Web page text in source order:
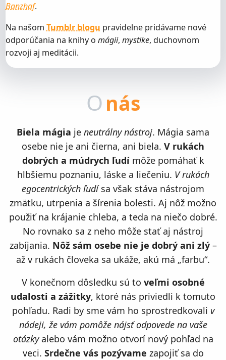
Banzhaf.
Na našom Tumblr blogu pravidelne pridávame nové
odporúčania na knihy o mágii, mystike, duchovnom
rozvoji aj meditácii.
Onás
Biela mágia je neutrálny nástroj. Mágia sama
osebe nie je ani čierna, ani biela. V rukách
dobrých a múdrych ľudímôže pomáhať k
hlbšiemu poznaniu, láske a liečeniu. V rukách
egocentrických ľudísa však stáva nástrojom
zmätku, utrpenia a šírenia bolesti. Aj nôž možno
použiť na krájanie chleba, a teda na niečo dobré.
No rovnako sa z neho môže stať aj nástroj
zabíjania. Nôž sám osebe nie je dobrý ani zlý–
až v rukách človeka sa ukáže, akú má „farbu“.
V konečnom dôsledku sú to veľmi osobné
udalosti a zážitky, ktoré nás priviedli k tomuto
pohľadu. Radi by sme vám ho sprostredkovali v
nádeji, že vám pomôže nájsť odpovede na vaše
otázkyalebo vám možno otvorí nový pohľad na
veci. Srdečne vás pozývame zapojiť sa do